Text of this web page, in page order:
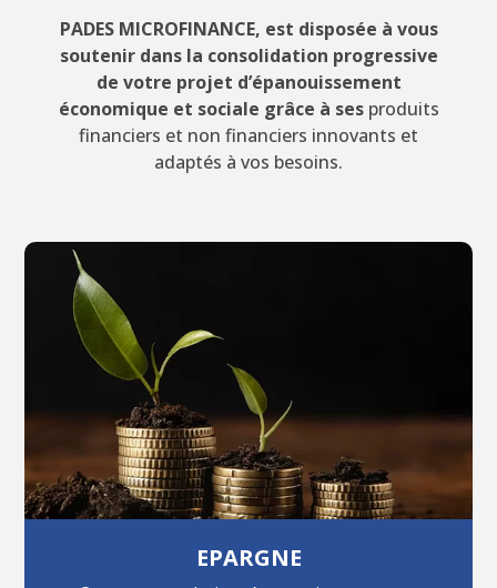
PADES MICROFINANCE, est disposée à vous
soutenir dans la consolidation progressive
de votre projet d’épanouissement
économique et sociale grâce à ses produits
financiers et non financiers innovants et
adaptés à vos besoins.
EPARGNE